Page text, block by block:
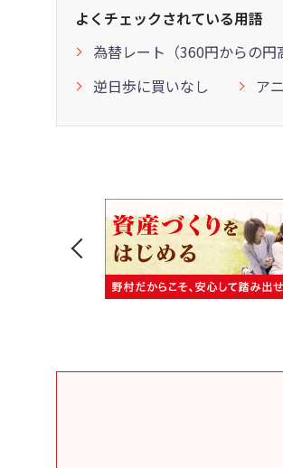
よくチェックされている用語
為替レート（360円からの円
逆日歩に買いなし
ア